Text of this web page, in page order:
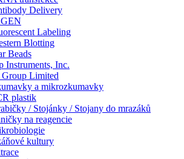
Delivery
Labeling
Blotting
Beads
Instruments, Inc.
Limited
a mikrozkumavky
plastik
/ Stojánky / Stojany do mrazáků
na reagencie
kultury